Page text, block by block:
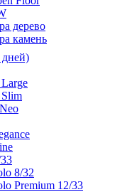
дерево
камень
дней)
8/32
Premium 12/33